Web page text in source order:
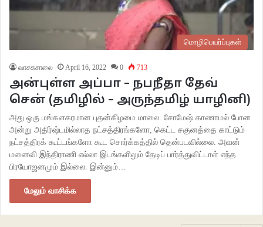
மொழிபெயர்ப்புகள்
வாசகசாலை April 16, 2022 0 713
அன்புள்ள அப்பா – நபநீதா தேவ்
சென் (தமிழில் – அருந்தமிழ் யாழினி)
அது ஒரு மங்களகரமான புதன்கிழமை மாலை. சோமேஷ் காணாமல் போன
அன்று அதிர்ஷ்டமில்லாத நட்சத்திரங்களோ, கெட்ட சகுனத்தை காட்டும்
நட்சத்திரக் கூட்டங்களோ கூட சொர்க்கத்தில் தென்படவில்லை. அவன்
மனைவி இந்திராணி எல்லா இடங்களிலும் தேடிப் பார்த்துவிட்டாள் எந்த
பிரயோஜனமும் இல்லை. இன்னும்…
மேலும் வாசிக்க